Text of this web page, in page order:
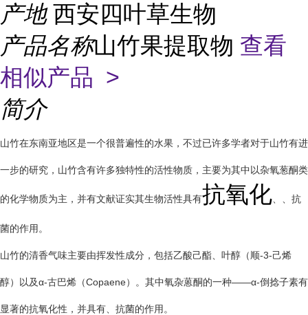
产地 西安四叶草生物
产品名称山竹果提取物 查看
相似产品 >
简介
山竹在东南亚地区是一个很普遍性的水果，不过已许多学者对于山竹有进
一步的研究，山竹含有许多独特性的活性物质，主要为其中以杂氧葱酮类
的化学物质为主，并有文献证实其生物活性具有抗氧化 、、抗
菌的作用。
山竹的清香气味主要由挥发性成分，包括乙酸己酯、叶醇（顺-3-己烯
醇）以及α-古巴烯（Copaene）。其中氧杂蒽酮的一种——α-倒捻子素有
显著的抗氧化性，并具有、抗菌的作用。